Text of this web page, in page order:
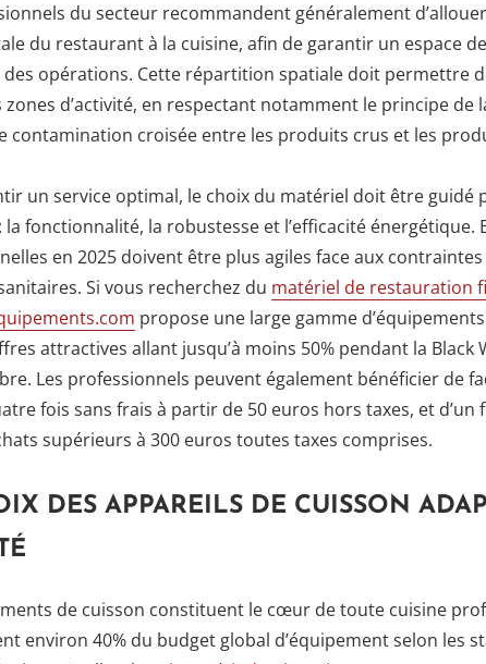
du secteur recommandent généralement
du restaurant à la cuisine, afin de garantir un espace
des opérations. Cette répartition spatiale doit permettre
d’activité, en respectant notamment le principe de
contamination croisée entre les produits crus et les
un service optimal, le choix du matériel doit être guidé
la fonctionnalité, la robustesse et l’efficacité énergétique.
en 2025 doivent être plus agiles face aux
Si vous recherchez du matériel de restauration
propose une large gamme
attractives allant jusqu’à moins 50% pendant la Black
Les professionnels peuvent également bénéficier de
fois sans frais à partir de 50 euros hors taxes, et d’un
supérieurs à 300 euros toutes taxes comprises.
DES APPAREILS DE CUISSON
de cuisson constituent le cœur de toute cuisine
environ 40% du budget global d’équipement selon les